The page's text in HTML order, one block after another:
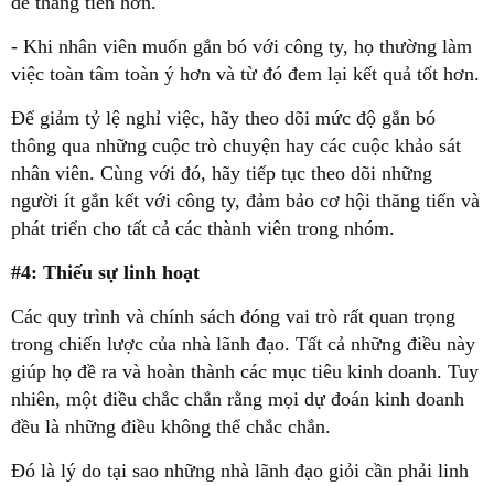
- Khi nhân viên muốn gắn bó với công ty, họ thường làm
việc toàn tâm toàn ý hơn và từ đó đem lại kết quả tốt hơn.
Để giảm tỷ lệ nghỉ việc, hãy theo dõi mức độ gắn bó
thông qua những cuộc trò chuyện hay các cuộc khảo sát
nhân viên. Cùng với đó, hãy tiếp tục theo dõi những
người ít gắn kết với công ty, đảm bảo cơ hội thăng tiến và
phát triển cho tất cả các thành viên trong nhóm.
#4: Thiếu sự linh hoạt
Các quy trình và chính sách đóng vai trò rất quan trọng
trong chiến lược của nhà lãnh đạo. Tất cả những điều này
giúp họ đề ra và hoàn thành các mục tiêu kinh doanh. Tuy
nhiên, một điều chắc chắn rằng mọi dự đoán kinh doanh
đều là những điều không thể chắc chắn.
Đó là lý do tại sao những nhà lãnh đạo giỏi cần phải linh